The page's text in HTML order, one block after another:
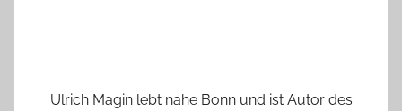
Ulrich Magin lebt nahe Bonn und ist Autor des